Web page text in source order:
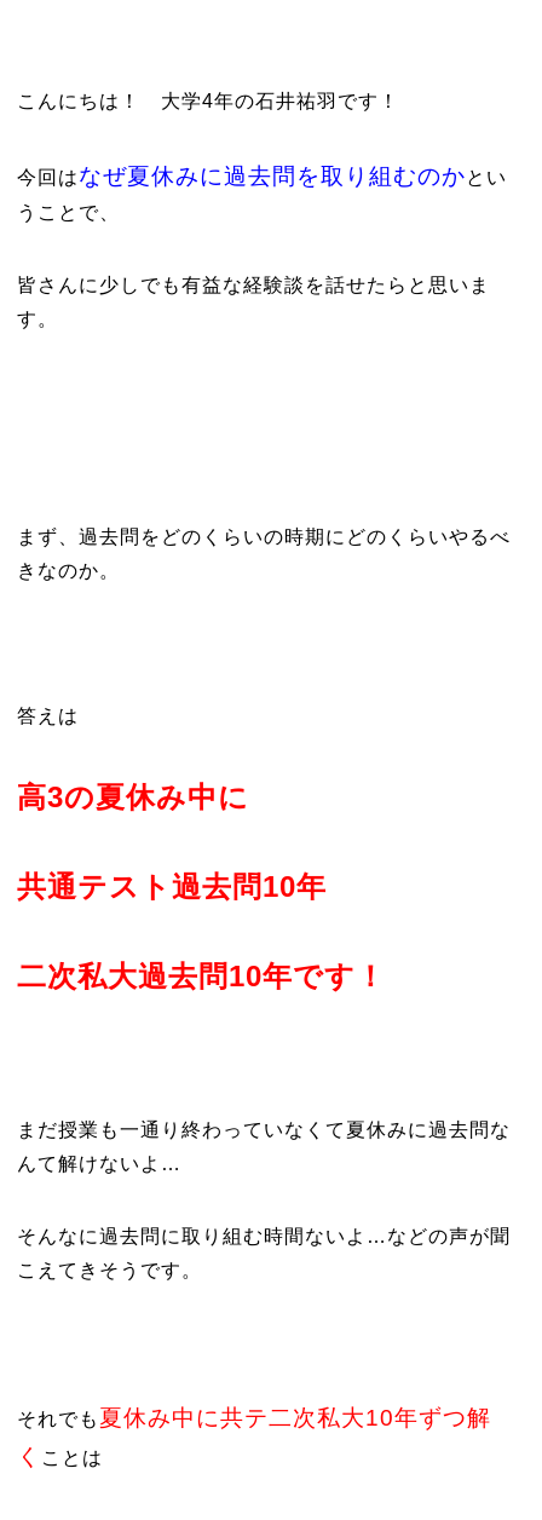
こんにちは！ 大学4年の石井祐羽です！
今回はなぜ夏休みに過去問を取り組むのかとい
うことで、
皆さんに少しでも有益な経験談を話せたらと思いま
す。
まず、過去問をどのくらいの時期にどのくらいやるべ
きなのか。
答えは
高3の夏休み中に
共通テスト過去問10年
二次私大過去問10年です！
まだ授業も一通り終わっていなくて夏休みに過去問な
んて解けないよ…
そんなに過去問に取り組む時間ないよ…などの声が聞
こえてきそうです。
それでも 夏休み中に共テ二次私大10年ずつ解
く ことは